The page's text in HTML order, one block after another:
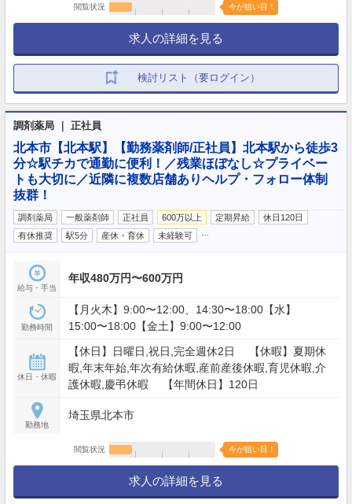
閲覧状況 今が狙い目！
求人の詳細を見る
検討リスト（要ログイン）
調剤薬局 ｜ 正社員
北本市【北本駅】【勤務薬剤師/正社員】北本駅から徒歩3
分☆駅チカで通勤に便利！／残業ほぼなし☆プライベー
トも大切に／近隣に複数店舗ありヘルプ・フォロー体制
抜群！
調剤薬局 一般薬剤師 正社員 600万以上 定期昇給
休日120日
有休推奨
駅5分 産休・育休 未経験可
給与・手当
年収480万円〜600万円
勤務時間
【月火木】9:00〜12:00、14:30〜18:00【水】
15:00〜18:00【金土】9:00〜12:00
休日・休暇
【休日】日曜日,祝日,完全週休2日 【休暇】夏期休
暇,年末年始,年次有給休暇,産前産後休暇,育児休暇,介
護休暇,慶弔休暇 【年間休日】120日
勤務地
埼玉県北本市
閲覧状況 今が狙い目！
求人の詳細を見る